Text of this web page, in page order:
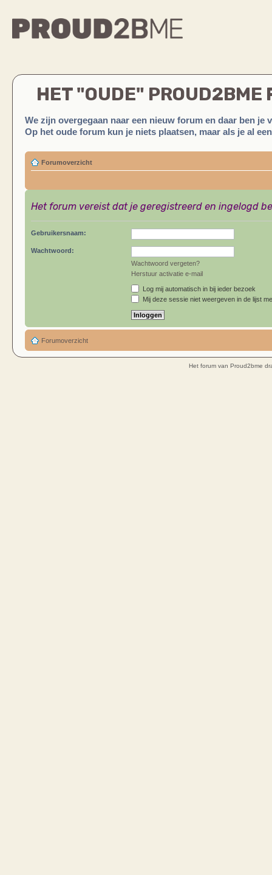
HET "OUDE" PROUD2BME
We zijn overgegaan naar een nieuw forum en daar ben je
Op het oude forum kun je niets plaatsen, maar als je al
Forumoverzicht
Het forum vereist dat je geregistreerd en ingelogd
Gebruikersnaam:
Wachtwoord:
Wachtwoord vergeten?
Herstuur activatie e-mail
Log mij automatisch in bij ieder bezoek
Mij deze sessie niet weergeven in de lijst
Forumoverzicht
Het forum van Proud2bme